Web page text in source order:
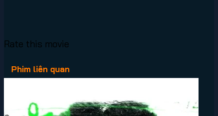
Rate this movie
Phim liên quan